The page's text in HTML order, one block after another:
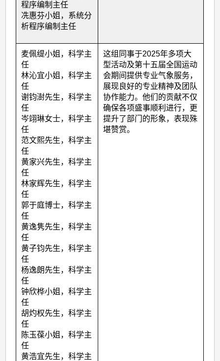
程序编制主任
冼惠芬小姐，系统分
析程序编制主任
麦佩缇小姐，科学主
任
林沁宜小姐，科学主
任
谢钧澍先生，科学主
任
岑翊琳女士，科学主
任
范文熙先生，科学主
任
黄家兴先生，科学主
任
林家辉先生，科学主
任
郭于庭博士，科学主
任
黄逸隽先生，科学主
任
黄子钧先生，科学主
任
杨逸朗先生，科学主
任
钟欣桦小姐，科学主
任
胡灼权先生，科学主
任
陈玉葆小姐，科学主
任
黄浩宜先生，科学主
这组同事于2025年多项大
型活动及第十五届全国运动
会期间提供专业气象服务，
展现良好的专业精神及团队
协作能力。他们的贡献不仅
确保各项盛事顺利进行，更
提升了部门的形象，表现殊
堪赞赏。